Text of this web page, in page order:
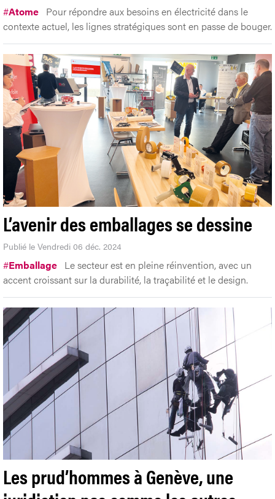
#Atome Pour répondre aux besoins en électricité dans le
contexte actuel, les lignes stratégiques sont en passe de bouger.
L’avenir des emballages se dessine
Publié le Vendredi 06 déc. 2024
#Emballage Le secteur est en pleine réinvention, avec un
accent croissant sur la durabilité, la traçabilité et le design.
Les prud’hommes à Genève, une